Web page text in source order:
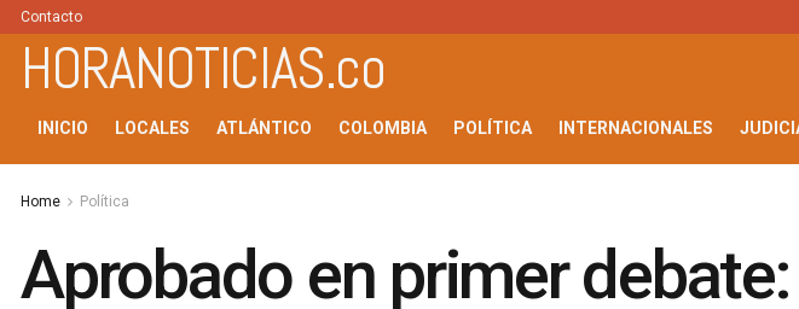
Contacto
HORANOTICIAS.co
INICIO LOCALES ATLÁNTICO COLOMBIA POLÍTICA INTERNACIONALES
Home Política
Aprobado en primer